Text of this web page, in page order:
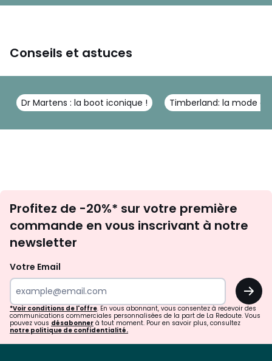
Conseils et astuces
Dr Martens : la boot iconique ! Timberland: la mode
newsletter
Profitez de -20%* sur votre première
commande en vous inscrivant à notre
newsletter
Votre Email
OK
*Voir conditions de l'offre. En vous abonnant, vous consentez à recevoir des
communications commerciales personnalisées de la part de La Redoute. Vous
pouvez vous désabonner à tout moment. Pour en savoir plus, consultez
notre politique de confidentialité.